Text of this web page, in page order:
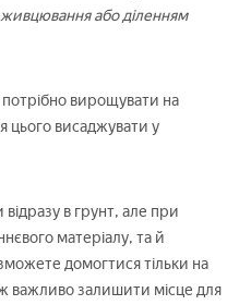
або діленням
вирощувати на
цього висаджувати у
в грунт, але при
матеріалу, та й
домогтися тільки на
важливо залишити місце для